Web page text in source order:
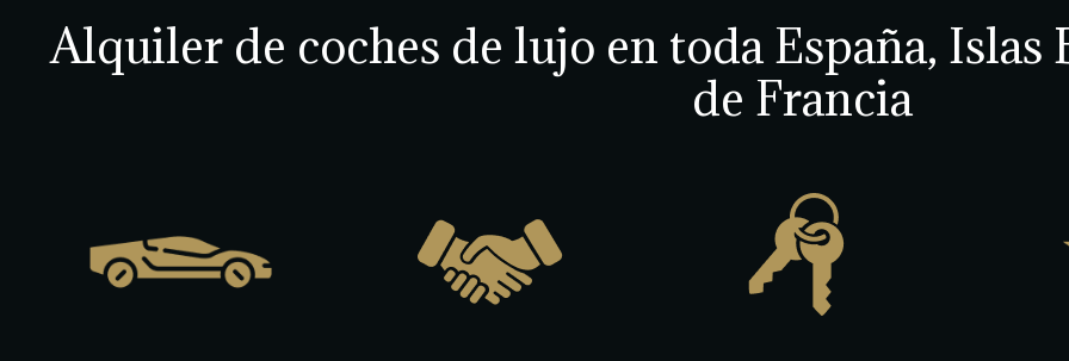
Alquiler de coches de lujo en toda España, Islas
de Francia